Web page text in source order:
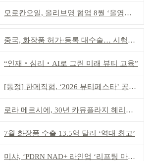
모로칸오일, 올리브영 협업 8월 ‘올영픽’ 선정
중국, 화장품 허가·등록 대수술… 시험자료 공용 허용
“인재‧심리‧AI로 그린 미래 뷰티 교육”
[동정] 한메직협, ‘2026 뷰티페스타’ 공동 주최
로라 메르시에, 30년 카뮤플라지 헤리티지 담아
7월 화장품 수출 13.5억 달러 ‘역대 최고’
미샤, ‘PDRN NAD+ 라인업 ‘리프팅 마스크’ 출시